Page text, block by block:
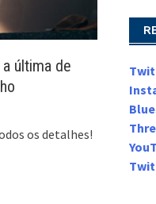
última de
os detalhes!